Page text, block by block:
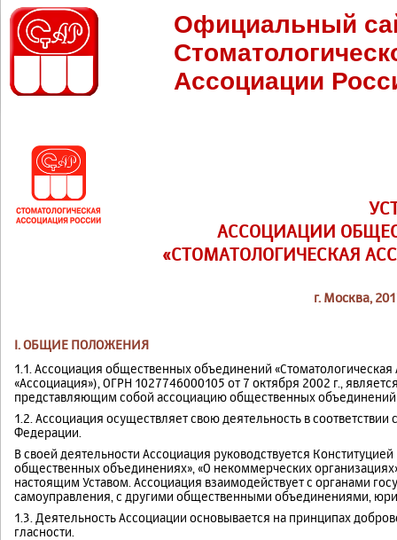
Официальный
Ассоциации
АССОЦИАЦИИ
«СТОМАТОЛОГИЧЕСКАЯ
г. Москва,
I. ОБЩИЕ ПОЛОЖЕНИЯ
1.1. Ассоциация общественных объединений
«Ассоциация»), ОГРН 1027746000105 от 7 октября 2002 г.,
представляющим собой ассоциацию общественных
1.2. Ассоциация осуществляет свою деятельность в
Федерации.
В своей деятельности Ассоциация руководствуется
общественных объединениях», «О некоммерческих
настоящим Уставом. Ассоциация взаимодействует с органами
самоуправления, с другими общественными объединениями,
1.3. Деятельность Ассоциации основывается на принципах
гласности.